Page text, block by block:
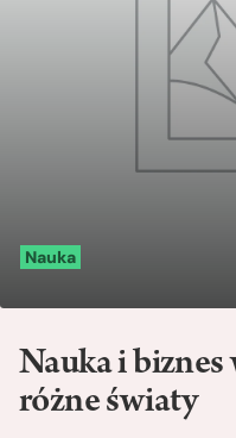
Nauka
Nauka i biznes
różne światy